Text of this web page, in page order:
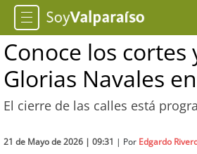
Conoce los
Glorias Navales
El cierre de las calles está
21 de Mayo de 2026 | 09:31 | Por Edgardo